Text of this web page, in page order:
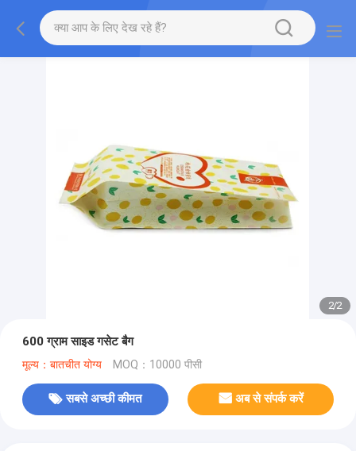
2/2
600 ग्राम साइड गसेट बैग
मूल्य：बातचीत योग्य MOQ：10000 पीसी
सबसे अच्छी कीमत अब से संपर्क करें